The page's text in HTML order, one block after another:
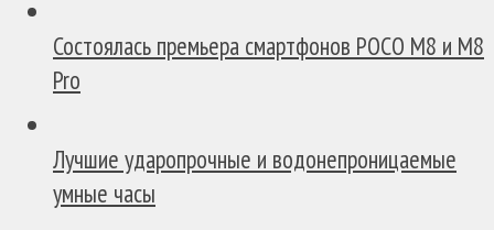
Лучшие ударопрочные и водонепроницаемые
умные часы
Состоялась премьера смартфонов POCO M8 и M8
Pro